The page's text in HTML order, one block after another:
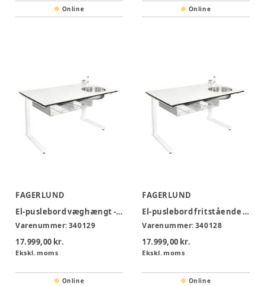
Online Online
FAGERLUND
El-puslebord væghængt - STV500
Varenummer:340129
17.999,00 kr.
Ekskl. moms
Online
FAGERLUND
El-puslebord fritstående - STF550
Varenummer:340128
17.999,00 kr.
Ekskl. moms
Online